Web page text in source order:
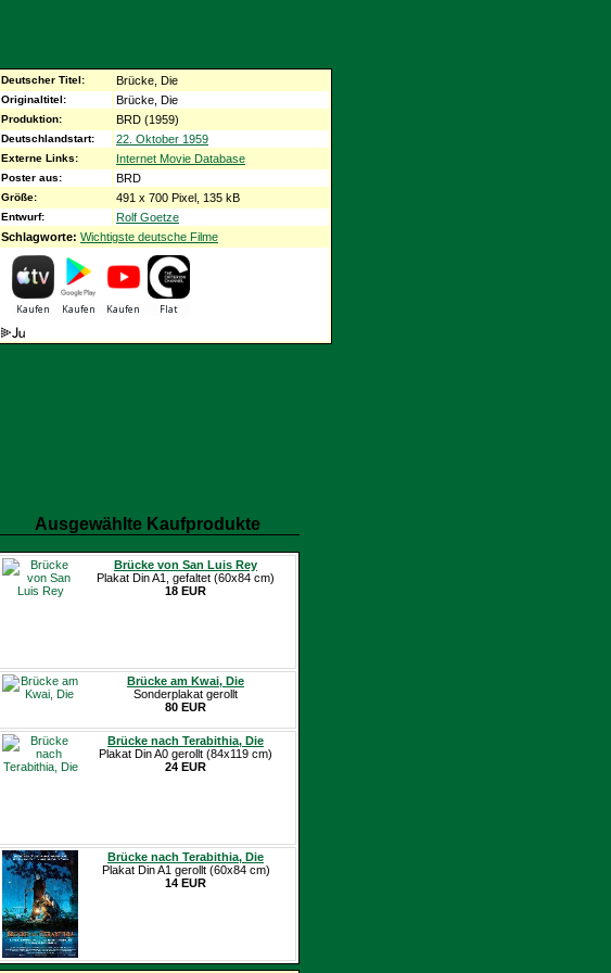
Deutscher Titel: Brücke, Die
Originaltitel: Brücke, Die
Produktion: BRD (1959)
Deutschlandstart: 22. Oktober 1959
Externe Links: Internet Movie Database
Poster aus: BRD
Größe: 491 x 700 Pixel, 135 kB
Entwurf:
Rolf Goetze
Schlagworte: Wichtigste deutsche Filme
Ausgewählte Kaufprodukte
Brücke von San Luis Rey
Plakat Din A1, gefaltet (60x84 cm)
18 EUR
Brücke am Kwai, Die
Sonderplakat gerollt
80 EUR
Brücke nach Terabithia, Die
Plakat Din A0 gerollt (84x119 cm)
24 EUR
Brücke nach Terabithia, Die
Plakat Din A1 gerollt (60x84 cm)
14 EUR